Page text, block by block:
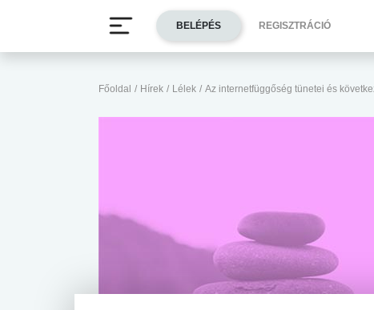
Főoldal / Hírek / Lélek / Az internetfüggőség tünetei és
BELÉPÉS REGISZTRÁCIÓ